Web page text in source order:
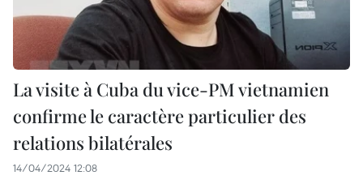
La visite à Cuba du vice-PM vietnamien
confirme le caractère particulier des
relations bilatérales
14/04/2024 12:08